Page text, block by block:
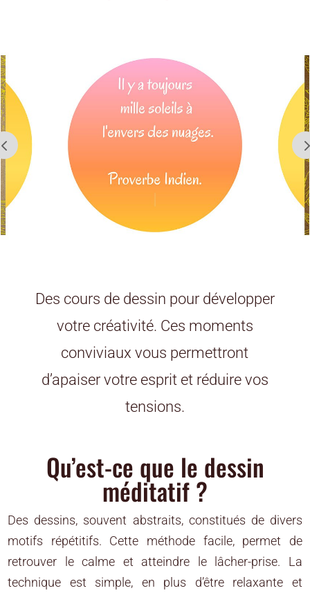
Des cours de dessin pour développer
votre créativité. Ces moments
conviviaux vous permettront
d’apaiser votre esprit et réduire vos
tensions.
Qu’est-ce que le dessin
méditatif ?
Des dessins, souvent abstraits, constitués de divers
motifs répétitifs. Cette méthode facile, permet de
retrouver le calme et atteindre le lâcher-prise. La
technique est simple, en plus d’être relaxante et